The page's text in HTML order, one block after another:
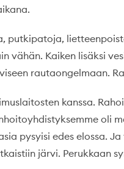
putkipatoja,
vähän. Kaiken lisäksi
rautaongelmaan.
kanssa.
oli
pysyisi edes elossa.
järvi. Perukkaan